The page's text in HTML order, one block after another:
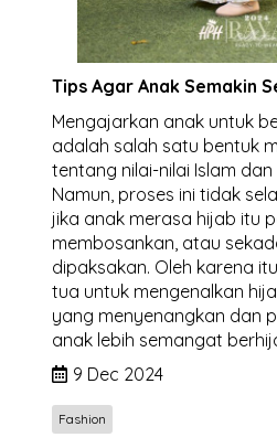
Tips Agar Anak Semakin
Mengajarkan anak untuk
adalah salah satu bentuk
tentang nilai-nilai Islam
Namun, proses ini tidak
jika anak merasa hijab itu
membosankan, atau
dipaksakan. Oleh karena
tua untuk mengenalkan
yang menyenangkan dan
anak lebih semangat
9 Dec 2024
Fashion